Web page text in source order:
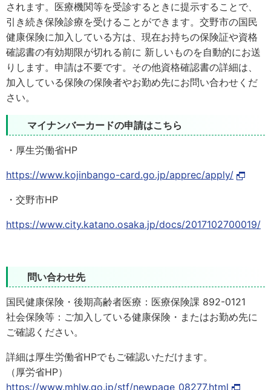
されます。医療機関等を受診するときに提示することで、
引き続き保険診療を受けることができます。交野市の国民
健康保険に加入している方は、現在お持ちの保険証や資格
確認書の有効期限が切れる前に 新しいものを自動的にお送
りします。申請は不要です。その他資格確認書の詳細は、
加入している保険の保険者やお勤め先にお問い合わせくだ
さい。
マイナンバーカードの申請はこちら
・厚生労働省HP
https://www.kojinbango-card.go.jp/apprec/apply/
・交野市HP
https://www.city.katano.osaka.jp/docs/2017102700019/
問い合わせ先
国民健康保険・後期高齢者医療：医療保険課 892-0121
社会保険等：ご加入している健康保険・またはお勤め先に
ご確認ください。
詳細は厚生労働省HPでもご確認いただけます。
（厚労省HP）
https://www.mhlw.go.jp/stf/newpage_08277.html